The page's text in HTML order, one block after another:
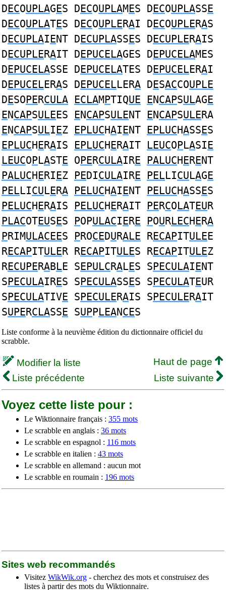
DECOUPLAGES DECOUPLAMES DECOUPLASSE
DECOUPLATES DECOUPLERAI DECOUPLERAS
DECUPLAIENT DECUPLASSES DECUPLERAIS
DECUPLERAIT DEPUCELAGES DEPUCELAMES
DEPUCELASSE DEPUCELATES DEPUCELERAI
DEPUCELERAS DEPUCELLERA DESACCOUPLE
DESOPERCULA ECLAMPTIQUE ENCAPSULAGE
ENCAPSULEES ENCAPSULENT ENCAPSULERA
ENCAPSULIEZ EPLUCHAIENT EPLUCHASSES
EPLUCHERAIS EPLUCHERAIT LEUCOPLASIE
LEUCOPLASTE OPERCULAIRE PALUCHERENT
PALUCHERIEZ PEDICULAIRE PELLICULAGE
PELLICULERA PELUCHAIENT PELUCHASSES
PELUCHERAIS PELUCHERAIT PERCOLATEUR
PLACOTEUSES POPULACIERE POURLECHERA
PRIMULACEES PROCEDURALE RECAPITULEE
RECAPITULER RECAPITULES RECAPITULEZ
RECUPERABLE SEPULCRALES SPECULAIENT
SPECULAIRES SPECULASSES SPECULATEUR
SPECULATIVE SPECULERAIS SPECULERAIT
SUPERCLASSE SUPPLEANCES
Liste conforme à la neuvième édition du dictionnaire officiel du
scrabble.
Modifier la liste
Haut de page
Liste précédente
Liste suivante
Voyez cette liste pour :
Le Wiktionnaire français : 355 mots
Le scrabble en anglais : 36 mots
Le scrabble en espagnol : 116 mots
Le scrabble en italien : 43 mots
Le scrabble en allemand : aucun mot
Le scrabble en roumain : 196 mots
Sites web recommandés
Visitez WikWik.org - cherchez des mots et construisez des
listes à partir des mots du Wiktionnaire.